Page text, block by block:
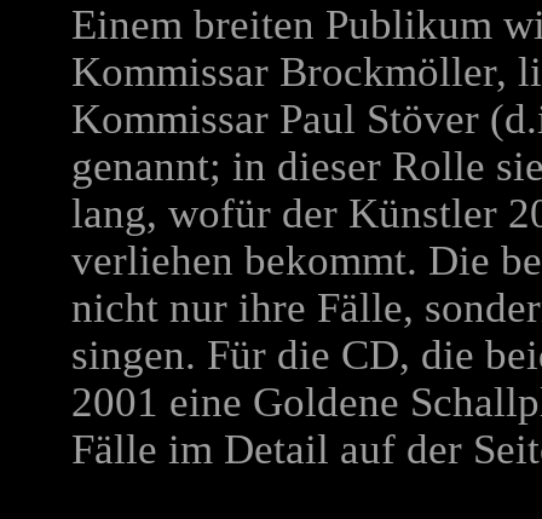
Einem breiten Publikum
Kommissar Brockmöller,
Kommissar Paul Stöver
genannt; in dieser Rolle
lang, wofür der Künstler
verliehen bekommt. Die
nicht nur ihre Fälle,
singen. Für die CD, die
2001 eine Goldene
Fälle im Detail auf der